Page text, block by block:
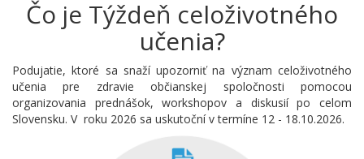
Čo je Týždeň celoživotného
učenia?
Podujatie, ktoré sa snaží upozorniť na význam celoživotného
učenia pre zdravie občianskej spoločnosti pomocou
organizovania prednášok, workshopov a diskusií po celom
Slovensku. V roku 2026 sa uskutoční v termíne 12 - 18.10.2026.